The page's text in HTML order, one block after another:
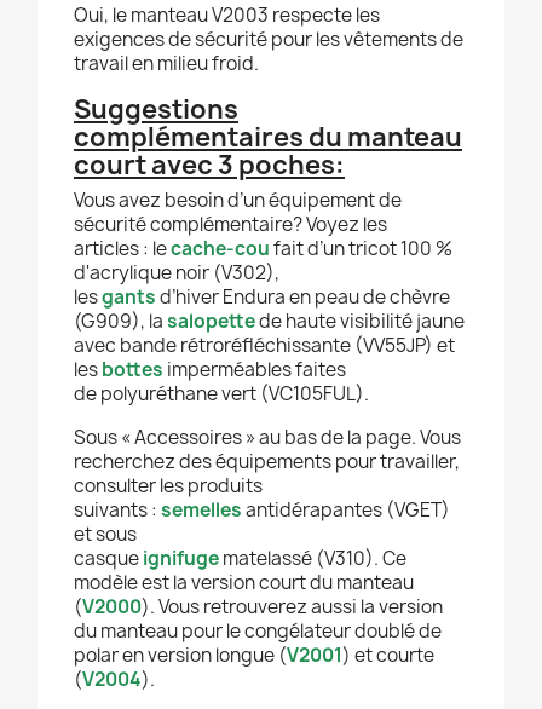
Oui, le manteau V2003 respecte les
exigences de sécurité pour les vêtements de
travail en milieu froid.
Suggestions
complémentaires du manteau
court avec 3 poches:
Vous avez besoin d’un équipement de
sécurité complémentaire? Voyez les
articles : lecache-coufait d’un tricot 100 %
d'acrylique noir (V302),
lesgantsd’hiver Endura en peau de chèvre
(G909), lasalopettede haute visibilité jaune
avec bande rétroréfléchissante (VV55JP) et
lesbottes imperméables faites
de polyuréthane vert (VC105FUL).
Sous « Accessoires » au bas de la page. Vous
recherchez des équipements pour travailler,
consulter les produits
suivants : semellesantidérapantes (VGET)
et sous
casqueignifugematelassé (V310). Ce
modèle est la version court du manteau
(V2000). Vous retrouverez aussi la version
du manteau pour le congélateur doublé de
polar en version longue (V2001) et courte
(V2004).